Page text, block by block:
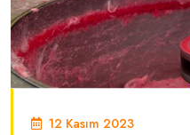
12 Kasım 2023